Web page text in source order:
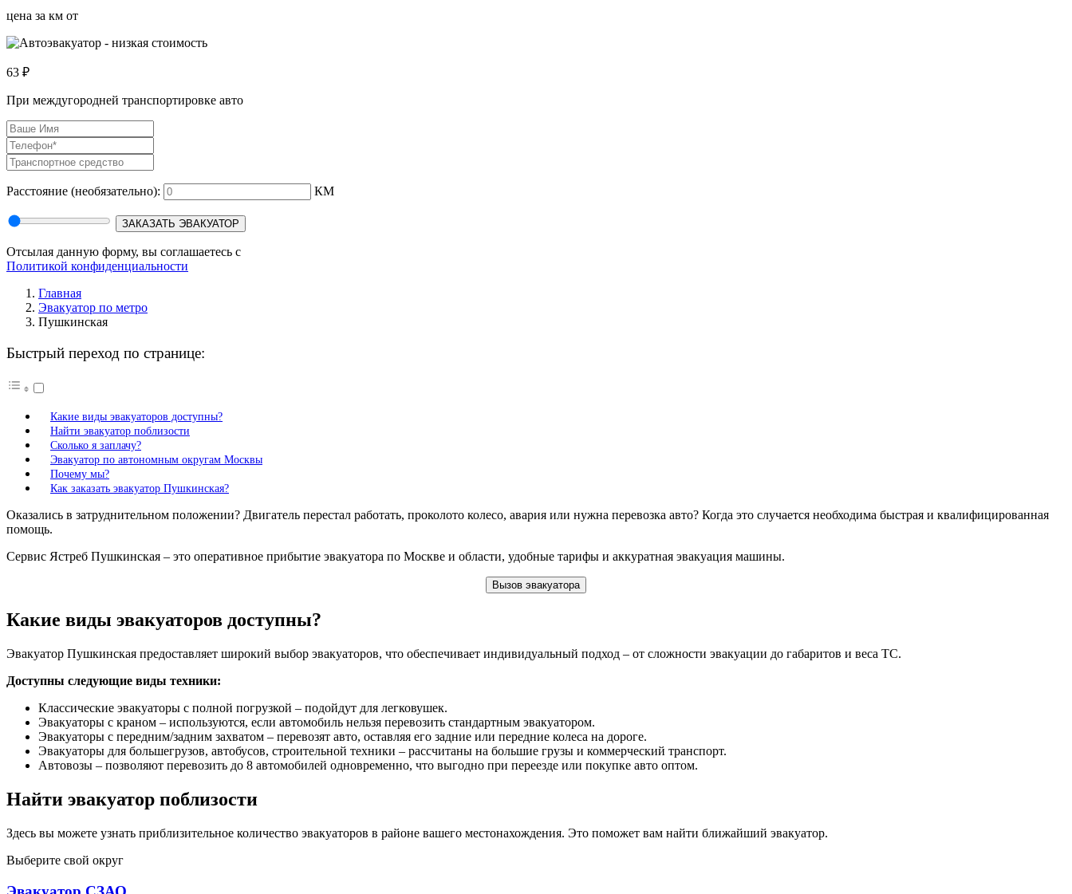
цена за км от
63 ₽
При междугородней транспортировке авто
Расстояние (необязательно): КМ
ЗАКАЗАТЬ ЭВАКУАТОР
Отсылая данную форму, вы соглашаетесь с
Политикой конфиденциальности
Главная
Эвакуатор по метро
Пушкинская
Быстрый переход по странице:
Какие виды эвакуаторов доступны?
Найти эвакуатор поблизости
Сколько я заплачу?
Эвакуатор по автономным округам Москвы
Почему мы?
Как заказать эвакуатор Пушкинская?
Оказались в затруднительном положении? Двигатель перестал работать, проколото колесо, авария или нужна перевозка авто? Когда это случается необходима быстрая и квалифицированная
помощь.
Сервис Ястреб Пушкинская – это оперативное прибытие эвакуатора по Москве и области, удобные тарифы и аккуратная эвакуация машины.
Вызов эвакуатора
Какие виды эвакуаторов доступны?
Эвакуатор Пушкинская предоставляет широкий выбор эвакуаторов, что обеспечивает индивидуальный подход – от сложности эвакуации до габаритов и веса ТС.
Доступны следующие виды техники:
Классические эвакуаторы с полной погрузкой – подойдут для легковушек.
Эвакуаторы с краном – используются, если автомобиль нельзя перевозить стандартным эвакуатором.
Эвакуаторы с передним/задним захватом – перевозят авто, оставляя его задние или передние колеса на дороге.
Эвакуаторы для большегрузов, автобусов, строительной техники – рассчитаны на большие грузы и коммерческий транспорт.
Автовозы – позволяют перевозить до 8 автомобилей одновременно, что выгодно при переезде или покупке авто оптом.
Найти эвакуатор поблизости
Здесь вы можете узнать приблизительное количество эвакуаторов в районе вашего местонахождения. Это поможет вам найти ближайший эвакуатор.
Выберите свой округ